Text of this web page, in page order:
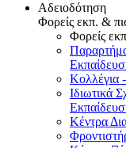
Αδειοδότηση
Φορείς εκπ. &
Φορείς
Κολλέγια
Ιδιωτικά
Κέντρα